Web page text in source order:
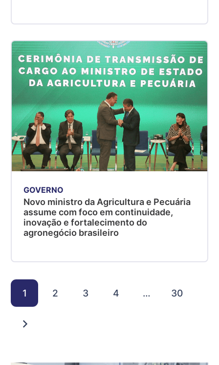
GOVERNO
Novo ministro da Agricultura e Pecuária
assume com foco em continuidade,
inovação e fortalecimento do
agronegócio brasileiro
1 2 3 4 … 30